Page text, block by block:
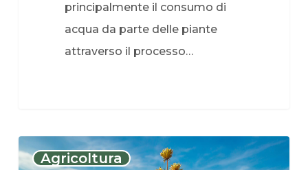
principalmente il consumo di
acqua da parte delle piante
attraverso il processo…
Agricoltura